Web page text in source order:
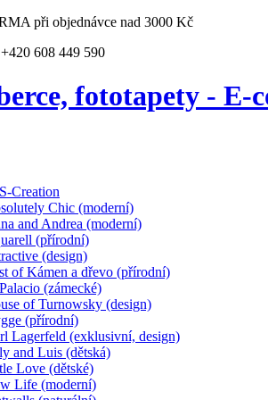
při objednávce nad 3000 Kč
608 449 590
fototapety - E-
Creation
Chic (moderní)
and Andrea (moderní)
(přírodní)
(design)
of Kámen a dřevo (přírodní)
(zámecké)
of Turnowsky (design)
(přírodní)
Lagerfeld (exklusivní, design)
and Luis (dětská)
Love (dětské)
Life (moderní)